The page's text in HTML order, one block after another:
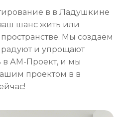
в в Ладушкине
шанс жить или
Мы создаём
и упрощают
в АМ-Проект, и мы
проектом в в